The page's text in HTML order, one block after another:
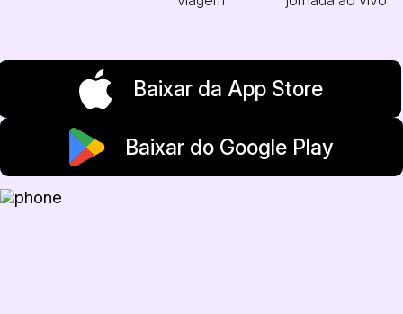
Baixar da App Store
Baixar do Google Play